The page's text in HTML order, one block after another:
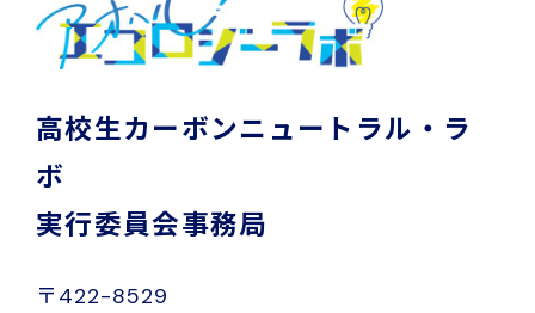
高校生カーボンニュートラル・ラ
ボ
実行委員会事務局
〒422-8529